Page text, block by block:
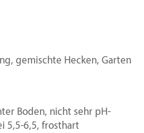
gemischte Hecken, Garten
Boden, nicht sehr pH-
5,5-6,5, frosthart